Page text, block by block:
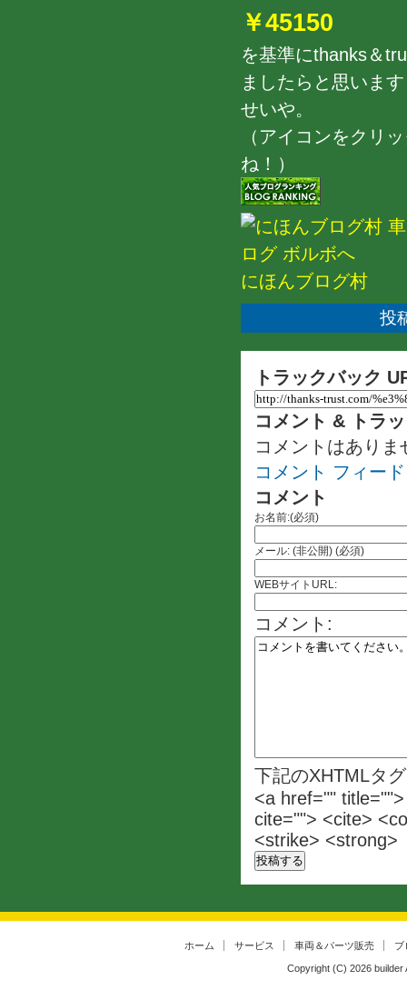
￥45150
を基準にthanks＆
ましたらと思いま
せいや。
（アイコンをクリ
ね！）
にほんブログ村
投
トラックバック
コメント & トラ
コメントはありま
コメント フィード
コメント
お名前:(必須)
メール: (非公開) (必須)
WEBサイトURL:
コメント:
下記のXHTMLタ
<a href=""
cite=""> <cite>
<strike> <strong>
ホーム サービス 車両＆パーツ販売 ブ
Copyright (C) 2026 builder